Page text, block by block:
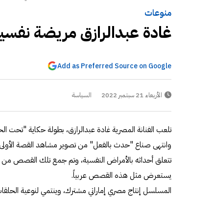
منوعات
غادة عبدالرازق مريضة
Add as Preferred Source on Google
الأربعاء 21 سبتمبر 2022 السياسة
تلعب الفنانة المصرية غادة عبدالرازق، بطولة حكاية
يستعرض مثل هذه القصص عربياً.
المسلسل إنتاج مصري إماراتي مشترك، وينتمي لنوعية